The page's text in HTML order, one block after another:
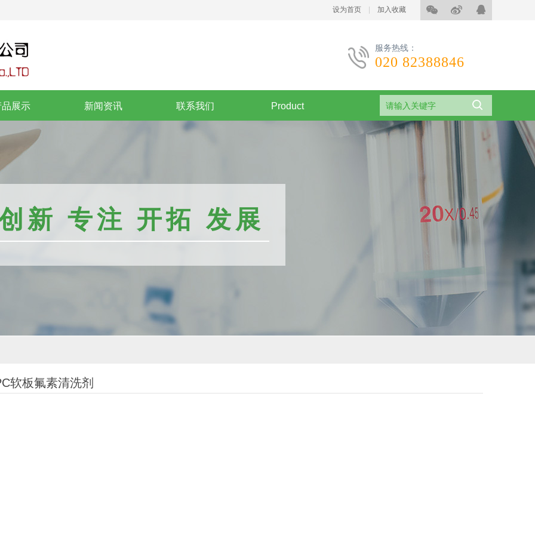
设为首页 加入收藏
服务热线：
020 82388846
品展示 新闻资讯 联系我们 Product
新 专注 开拓 发展
软板氟素清洗剂